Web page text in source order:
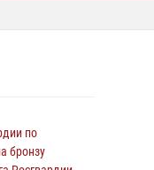
по
бронзу